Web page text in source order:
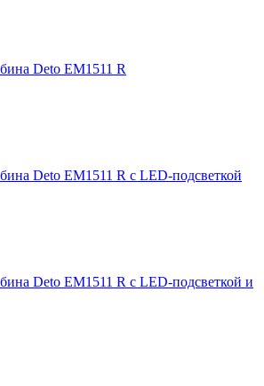
Deto EM1511 R
Deto EM1511 R с LED-подсветкой
Deto EM1511 R с LED-подсветкой и